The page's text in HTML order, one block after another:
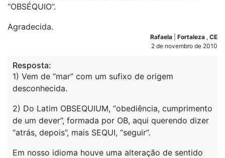
“OBSÉQUIO”.
Agradecida.
Rafaela Fortaleza , CE
2 de novembro de 2010
Resposta:
1) Vem de “mar” com um sufixo de origem
desconhecida.
2) Do Latim OBSEQUIUM, “obediência, cumprimento
de um dever”, formada por OB, aqui querendo dizer
“atrás, depois”, mais SEQUI, “seguir”.
Em nosso idioma houve uma alteração de sentido